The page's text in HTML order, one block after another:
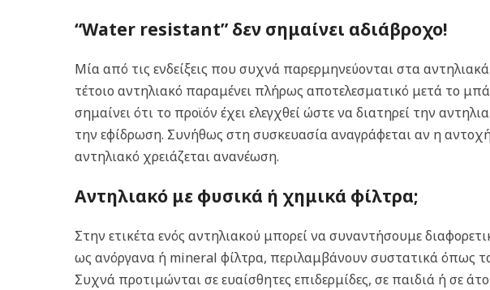
“Water resistant” δεν σημαίνει αδιάβροχο!
Μία από τις ενδείξεις που συχνά παρερμηνεύονται στα
τέτοιο αντηλιακό παραμένει πλήρως αποτελεσματικό μετά το
σημαίνει ότι το προϊόν έχει ελεγχθεί ώστε να διατηρεί την
την εφίδρωση. Συνήθως στη συσκευασία αναγράφεται αν η
αντηλιακό χρειάζεται ανανέωση.
Αντηλιακό με φυσικά ή χημικά φίλτρα;
Στην ετικέτα ενός αντηλιακού μπορεί να συναντήσουμε
ως ανόργανα ή mineral φίλτρα, περιλαμβάνουν συστατικά όπως
Συχνά προτιμώνται σε ευαίσθητες επιδερμίδες, σε παιδιά ή σε